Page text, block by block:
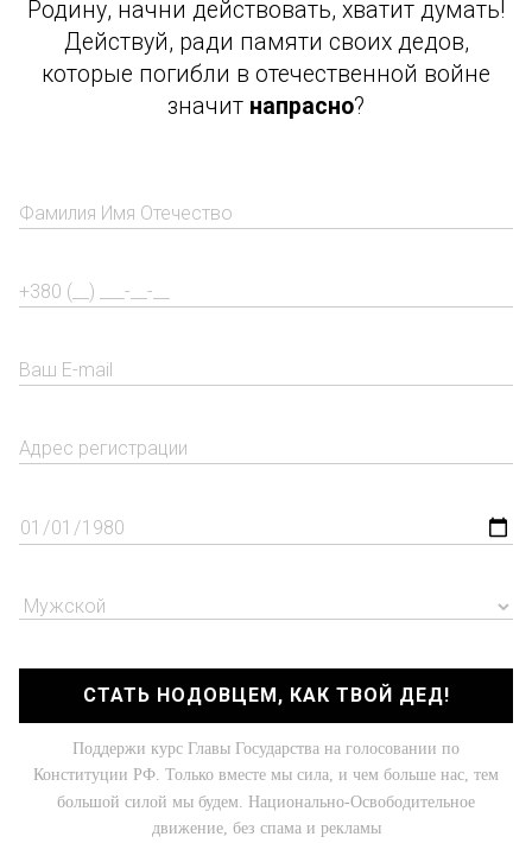
Родину, начни действовать, хватит думать!
Действуй, ради памяти своих дедов,
которые погибли в отечественной войне
значит напрасно?
СТАТЬ НОДОВЦЕМ, КАК ТВОЙ ДЕД!
Поддержи курс Главы Государства на голосовании по
Конституции РФ. Только вместе мы сила, и чем больше нас, тем
большой силой мы будем. Национально-Освободительное
движение, без спама и рекламы